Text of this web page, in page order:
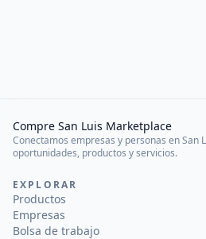
Compre San Luis Marketplace
Conectamos empresas y personas en San
oportunidades, productos y servicios.
EXPLORAR
Productos
Empresas
Bolsa de trabajo